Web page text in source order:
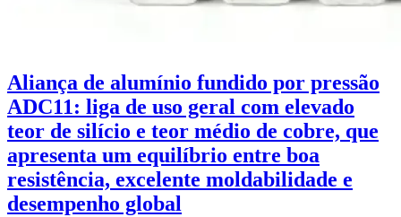
Aliança de alumínio fundido por pressão
ADC11: liga de uso geral com elevado
teor de silício e teor médio de cobre, que
apresenta um equilíbrio entre boa
resistência, excelente moldabilidade e
desempenho global